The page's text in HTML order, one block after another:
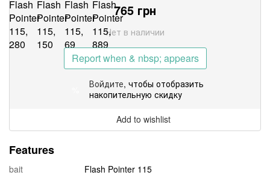
765 грн
Нет в наличии
Report when & nbsp; appears
Войдите, чтобы отобразить
накопительную скидку
Add to wishlist
Features
bait
Flash Pointer 115